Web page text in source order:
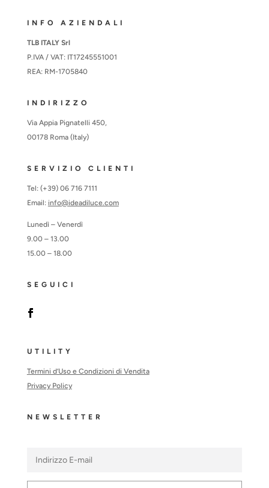
INFO AZIENDALI
TLB ITALY Srl
P.IVA / VAT: IT17245551001
REA: RM-1705840
INDIRIZZO
Via Appia Pignatelli 450,
00178 Roma (Italy)
SERVIZIO CLIENTI
Tel: (+39) 06 716 7111
Email: info@ideadiluce.com
Lunedì – Venerdì
9.00 – 13.00
15.00 – 18.00
SEGUICI
UTILITY
Termini d’Uso e Condizioni di Vendita
Privacy Policy
NEWSLETTER